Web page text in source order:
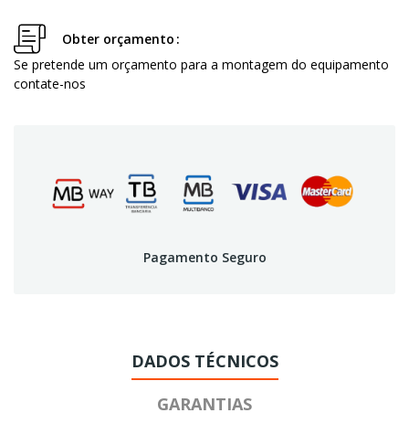
Obter orçamento
Se pretende um orçamento para a montagem do equipamento
contate-nos
Pagamento Seguro
DADOS TÉCNICOS
GARANTIAS